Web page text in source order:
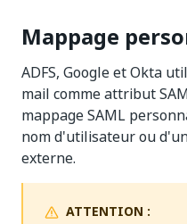
Mappage
ADFS, Google et Okta
mail comme attribut
mappage SAML
nom d'utilisateur ou
externe.
ATTENTION :